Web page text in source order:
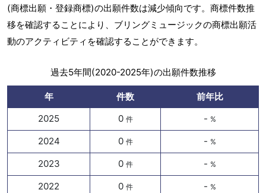
(商標出願・登録商標)の出願件数は減少傾向です。商標件数推
移を確認することにより、ブリングミュージックの商標出願活
動のアクティビティを確認することができます。
過去5年間(2020-2025年)の出願件数推移
年 件数
前年比
2025
0 件 - %
2024 0 件 - %
2023 0 件 - %
2022 0 件 - %